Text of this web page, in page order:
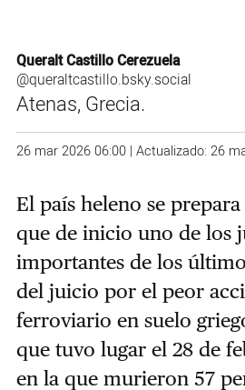
Queralt Castillo Cerezuela
@queraltcastillo.bsky.social
Atenas, Grecia.
26 mar 2026 06:00 | Actualizado: 26
El país heleno se
que de inicio uno de los
importantes de los
del juicio por el peor
ferroviario en suelo
que tuvo lugar el 28 de
en la que murieron 57